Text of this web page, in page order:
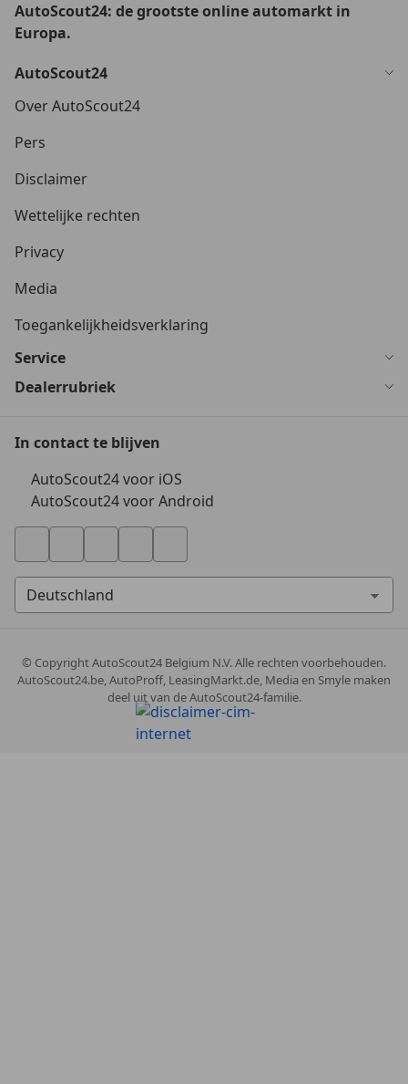
AutoScout24: de grootste online automarkt in
Europa.
AutoScout24
Over AutoScout24
Pers
Disclaimer
Wettelijke rechten
Privacy
Media
Toegankelijkheidsverklaring
Service
Dealerrubriek
In contact te blijven
AutoScout24 voor iOS
AutoScout24 voor Android
© CopyrightAutoScout24 Belgium N.V. Alle rechten voorbehouden.
AutoScout24.be, AutoProff, LeasingMarkt.de, Media en Smyle maken
deel uit van de AutoScout24-familie.